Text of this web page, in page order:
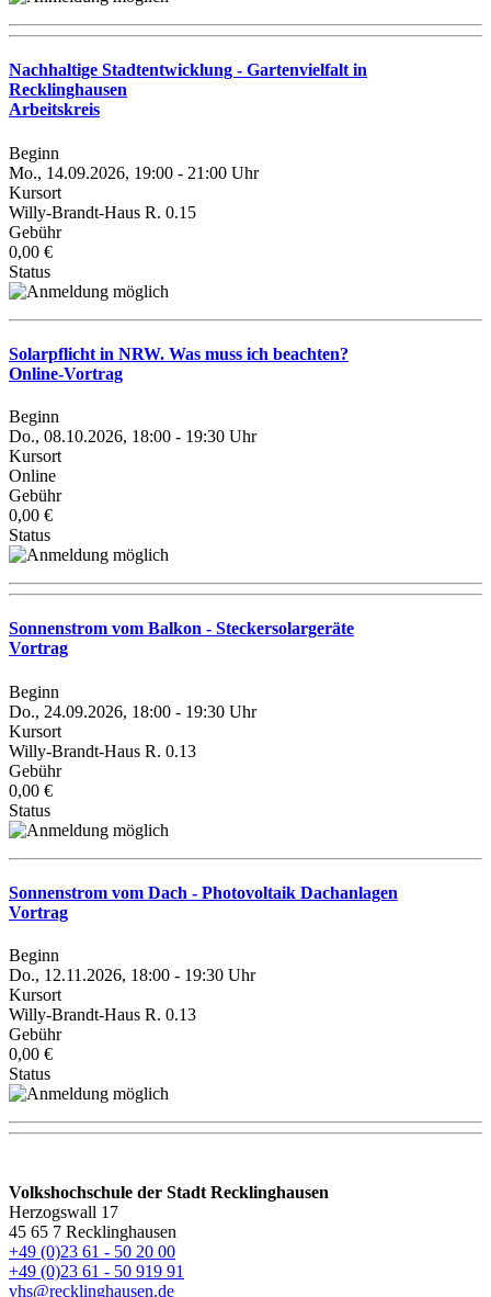
Nachhaltige Stadtentwicklung - Gartenvielfalt in
Recklinghausen
Arbeitskreis
Beginn
Mo., 14.09.2026, 19:00 - 21:00 Uhr
Kursort
Willy-Brandt-Haus R. 0.15
Gebühr
0,00 €
Status
Solarpflicht in NRW. Was muss ich beachten?
Online-Vortrag
Beginn
Do., 08.10.2026, 18:00 - 19:30 Uhr
Kursort
Online
Gebühr
0,00 €
Status
Sonnenstrom vom Balkon - Steckersolargeräte
Vortrag
Beginn
Do., 24.09.2026, 18:00 - 19:30 Uhr
Kursort
Willy-Brandt-Haus R. 0.13
Gebühr
0,00 €
Status
Sonnenstrom vom Dach - Photovoltaik Dachanlagen
Vortrag
Beginn
Do., 12.11.2026, 18:00 - 19:30 Uhr
Kursort
Willy-Brandt-Haus R. 0.13
Gebühr
0,00 €
Status
Volkshochschule der Stadt Recklinghausen
Herzogswall 17
45 65 7 Recklinghausen
+49 (0)23 61 - 50 20 00
+49 (0)23 61 - 50 919 91
vhs@recklinghausen.de